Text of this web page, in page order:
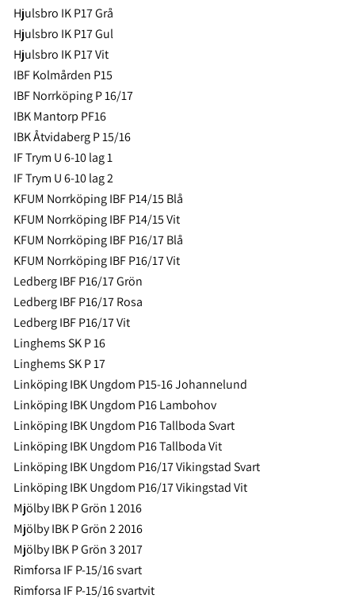
Hjulsbro IK P17 Grå
Hjulsbro IK P17 Gul
Hjulsbro IK P17 Vit
IBF Kolmården P15
IBF Norrköping P 16/17
IBK Mantorp PF16
IBK Åtvidaberg P 15/16
IF Trym U 6-10 lag 1
IF Trym U 6-10 lag 2
KFUM Norrköping IBF P14/15 Blå
KFUM Norrköping IBF P14/15 Vit
KFUM Norrköping IBF P16/17 Blå
KFUM Norrköping IBF P16/17 Vit
Ledberg IBF P16/17 Grön
Ledberg IBF P16/17 Rosa
Ledberg IBF P16/17 Vit
Linghems SK P 16
Linghems SK P 17
Linköping IBK Ungdom P15-16 Johannelund
Linköping IBK Ungdom P16 Lambohov
Linköping IBK Ungdom P16 Tallboda Svart
Linköping IBK Ungdom P16 Tallboda Vit
Linköping IBK Ungdom P16/17 Vikingstad Svart
Linköping IBK Ungdom P16/17 Vikingstad Vit
Mjölby IBK P Grön 1 2016
Mjölby IBK P Grön 2 2016
Mjölby IBK P Grön 3 2017
Rimforsa IF P-15/16 svart
Rimforsa IF P-15/16 svartvit